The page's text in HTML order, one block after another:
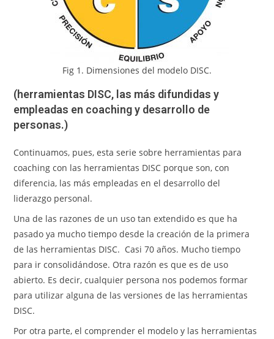
Fig 1. Dimensiones del modelo DISC.
(herramientas DISC, las más difundidas y
empleadas en coaching y desarrollo de
personas.)
Continuamos, pues, esta serie sobre herramientas para
coaching con las herramientas DISC porque son, con
diferencia, las más empleadas en el desarrollo del
liderazgo personal.
Una de las razones de un uso tan extendido es que ha
pasado ya mucho tiempo desde la creación de la primera
de las herramientas DISC. Casi 70 años. Mucho tiempo
para ir consolidándose. Otra razón es que es de uso
abierto. Es decir, cualquier persona nos podemos formar
para utilizar alguna de las versiones de las herramientas
DISC.
Por otra parte, el comprender el modelo y las herramientas